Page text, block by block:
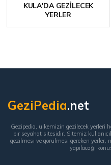
KULA'DA GEZILECEK
YERLER
GeziPedia.net
Gezipedia, ülkemizin gezilecek yerleri
bir seyahat sitesidir. Sitemiz
gezilmesi ve görülmesi gereken yerler,
yapılacağı